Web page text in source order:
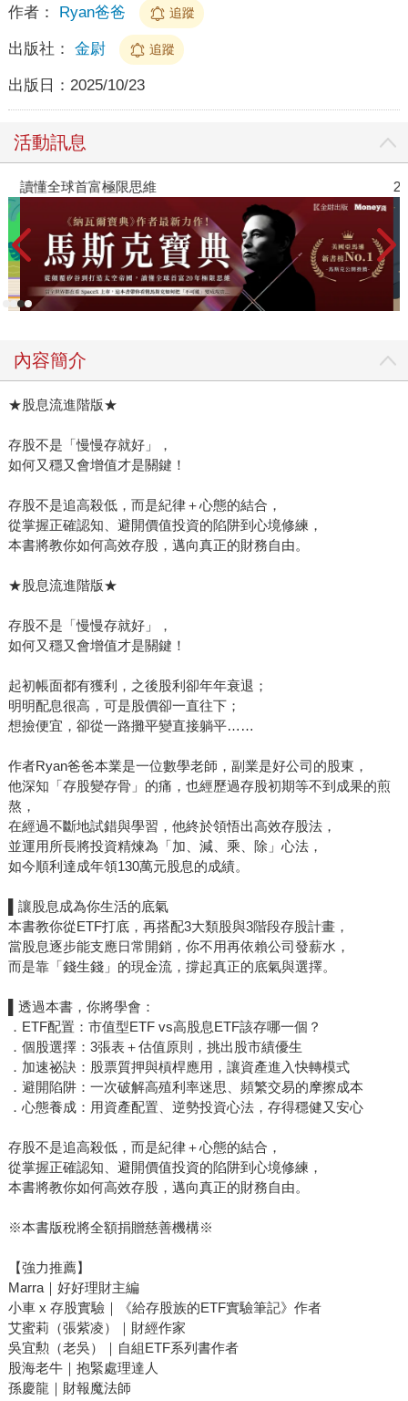
作者： Ryan爸爸 追蹤
出版社： 金尉 追蹤
出版日： 2025/10/23
活動訊息
讀懂全球首富極限思維
內容簡介
★股息流進階版★
存股不是「慢慢存就好」，
如何又穩又會增值才是關鍵！
存股不是追高殺低，而是紀律＋心態的結合，
從掌握正確認知、避開價值投資的陷阱到心境修練，
本書將教你如何高效存股，邁向真正的財務自由。
★股息流進階版★
存股不是「慢慢存就好」，
如何又穩又會增值才是關鍵！
起初帳面都有獲利，之後股利卻年年衰退；
明明配息很高，可是股價卻一直往下；
想撿便宜，卻從一路攤平變直接躺平……
作者Ryan爸爸本業是一位數學老師，副業是好公司的股東，
他深知「存股變存骨」的痛，也經歷過存股初期等不到成果的煎
熬，
在經過不斷地試錯與學習，他終於領悟出高效存股法，
並運用所長將投資精煉為「加、減、乘、除」心法，
如今順利達成年領130萬元股息的成績。
▌讓股息成為你生活的底氣
本書教你從ETF打底，再搭配3大類股與3階段存股計畫，
當股息逐步能支應日常開銷，你不用再依賴公司發薪水，
而是靠「錢生錢」的現金流，撐起真正的底氣與選擇。
▌透過本書，你將學會：
．ETF配置：市值型ETF vs高股息ETF該存哪一個？
．個股選擇：3張表＋估值原則，挑出股市績優生
．加速祕訣：股票質押與槓桿應用，讓資產進入快轉模式
．避開陷阱：一次破解高殖利率迷思、頻繁交易的摩擦成本
．心態養成：用資產配置、逆勢投資心法，存得穩健又安心
存股不是追高殺低，而是紀律＋心態的結合，
從掌握正確認知、避開價值投資的陷阱到心境修練，
本書將教你如何高效存股，邁向真正的財務自由。
※本書版稅將全額捐贈慈善機構※
【強力推薦】
Marra｜好好理財主編
小車 x 存股實驗｜《給存股族的ETF實驗筆記》作者
艾蜜莉（張紫凌）｜財經作家
吳宜勲（老吳）｜自組ETF系列書作者
股海老牛｜抱緊處理達人
孫慶龍｜財報魔法師